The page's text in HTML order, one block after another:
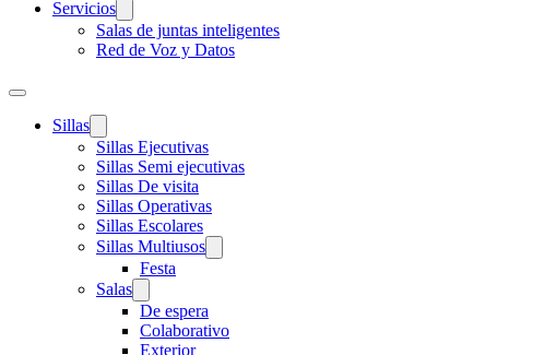
Servicios
Salas de juntas inteligentes
Red de Voz y Datos
Sillas
Sillas Ejecutivas
Sillas Semi ejecutivas
Sillas De visita
Sillas Operativas
Sillas Escolares
Sillas Multiusos
Festa
Salas
De espera
Colaborativo
Exterior